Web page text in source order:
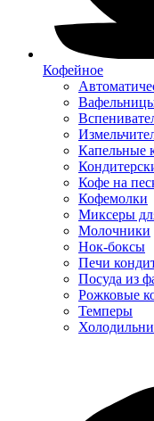
Кофейное
Капельные
Кофе на
Кофемолки
Миксеры
Молочники
Нок-боксы
Печи
Посуда из
Рожковые
Темперы